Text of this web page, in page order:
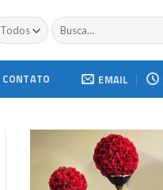
Buscar
por:
CONTATO EMAIL